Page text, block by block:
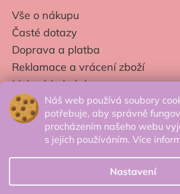
Náš web používá soubory
potřebuje, aby správně
procházením našeho webu
s jejich používáním. Více
Nastavení
Vše o nákupu
Časté dotazy
Doprava a platba
Reklamace a vrácení zboží
Moje objednávky
Obchodní podmínky
Zpracování os. údajů
© 2026 Secretcorner.cz -